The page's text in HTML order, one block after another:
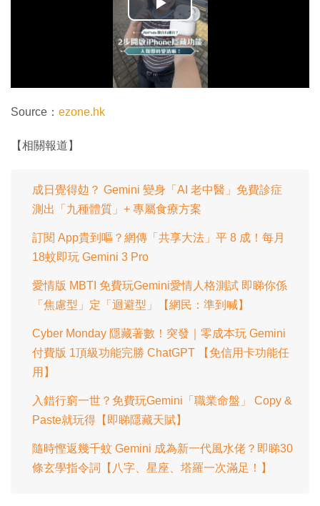
播
放
影
Source： ezone.hk
【相關報道】
成日覺得攰？ Gemini 變身「AI 老中醫」免費診症
測出「九種體質」+ 專屬食療方案
訂閱 App貴到嘔？網傳「共享大法」平 8 成！每月
18蚊即玩 Gemini 3 Pro
愛情版 MBTI 免費玩Gemini愛情人格測試 即睇你係
「焦慮型」定「迴避型」【網民：準到喊】
Cyber Monday 隱藏著數！突發｜零成本玩 Gemini
付費版 1頂級功能完勝 ChatGPT 【免信用卡功能任
用】
入錯行窮一世？免費玩Gemini「職業命盤」 Copy &
Paste就玩得【即睇隱藏天賦】
隨時慳返幾千蚊 Gemini 成為新一代風水佬？即睇30
條玄學指令詞【八字、星座、塔羅一次滿足！】